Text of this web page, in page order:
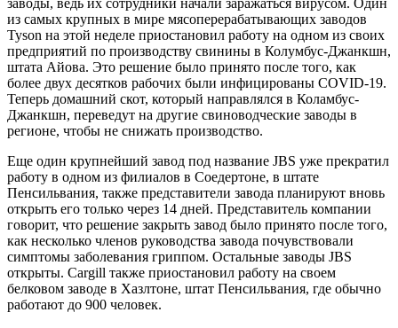
заводы, ведь их сотрудники начали заражаться вирусом. Один
из самых крупных в мире мясоперерабатывающих заводов
Tyson на этой неделе приостановил работу на одном из своих
предприятий по производству свинины в Колумбус-Джанкшн,
штата Айова. Это решение было принято после того, как
более двух десятков рабочих были инфицированы COVID-19.
Теперь домашний скот, который направлялся в Коламбус-
Джанкшн, переведут на другие свиноводческие заводы в
регионе, чтобы не снижать производство.
Еще один крупнейший завод под название JBS уже прекратил
работу в одном из филиалов в Соедертоне, в штате
Пенсильвания, также представители завода планируют вновь
открыть его только через 14 дней. Представитель компании
говорит, что решение закрыть завод было принято после того,
как несколько членов руководства завода почувствовали
симптомы заболевания гриппом. Остальные заводы JBS
открыты. Cargill также приостановил работу на своем
белковом заводе в Хазлтоне, штат Пенсильвания, где обычно
работают до 900 человек.